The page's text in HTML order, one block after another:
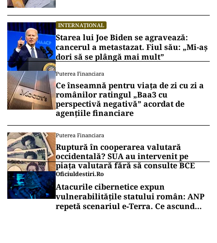
INTERNAȚIONAL
Starea lui Joe Biden se agravează:
cancerul a metastazat. Fiul său: „Mi-aș
dori să se plângă mai mult”
Puterea Financiara
Ce înseamnă pentru viața de zi cu zi a
românilor ratingul „Baa3 cu
perspectivă negativă” acordat de
agențiile financiare
Puterea Financiara
Ruptură în cooperarea valutară
occidentală? SUA au intervenit pe
piața valutară fără să consulte BCE
Oficiuldestiri.ro
Atacurile cibernetice expun
vulnerabilitățile statului român: ANP
repetă scenariul e‑Terra. Ce ascund